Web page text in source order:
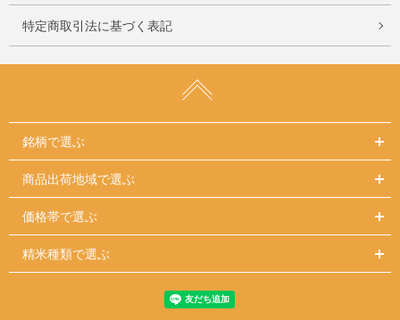
特定商取引法に基づく表記
銘柄で選ぶ
商品出荷地域で選ぶ
価格帯で選ぶ
精米種類で選ぶ